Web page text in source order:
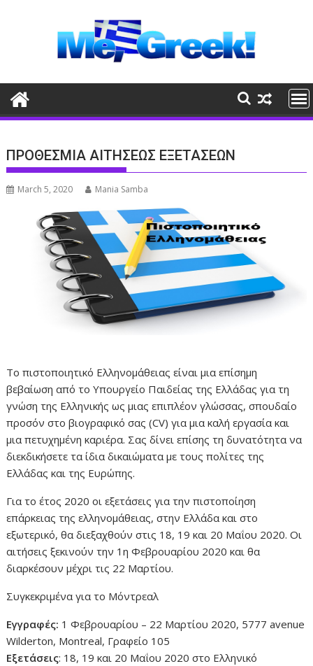
ΠΡΟΘΕΣΜΙΑ ΑΙΤΗΣΕΩΣ ΕΞΕΤΑΣΕΩΝ
March 5, 2020 Mania Samba
Το πιστοποιητικό Ελληνομάθειας είναι μια επίσημη
βεβαίωση από το Υπουργείο Παιδείας της Ελλάδας για τη
γνώση της Ελληνικής ως μιας επιπλέον γλώσσας, σπουδαίο
προσόν στο βιογραφικό σας (CV) για μια καλή εργασία και
μια πετυχημένη καριέρα. Σας δίνει επίσης τη δυνατότητα να
διεκδικήσετε τα ίδια δικαιώματα με τους πολίτες της
Ελλάδας και της Ευρώπης.
Για το έτος 2020 οι εξετάσεις για την πιστοποίηση
επάρκειας της ελληνομάθειας, στην Ελλάδα και στο
εξωτερικό, θα διεξαχθούν στις 18, 19 και 20 Μαΐου 2020. Οι
αιτήσεις ξεκινούν την 1η Φεβρουαρίου 2020 και θα
διαρκέσουν μέχρι τις 22 Μαρτίου.
Συγκεκριμένα για το Μόντρεαλ
Εγγραφές: 1 Φεβρουαρίου – 22 Μαρτίου 2020, 5777 avenue
Wilderton, Montreal, Γραφείο 105
Εξετάσεις: 18, 19 και 20 Μαΐου 2020 στο Ελληνικό